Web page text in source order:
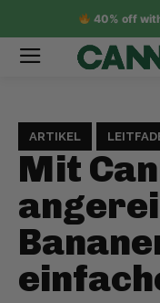
40% off
ARTIKEL
Mit